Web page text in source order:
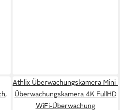
Athlix Überwachungskamera Mini-
Überwachungskamera 4K FullHD
WiFi-Überwachung